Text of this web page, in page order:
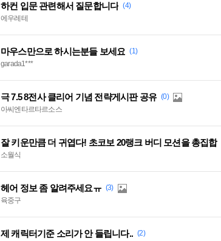
하컨 입문 관련해서 질문합니다 (4)
에우레테
마우스만으로 하시는분들 보세요 (1)
garada1***
극 7.5 8전사 클리어 기념 전략게시판 공유 (0)
아씨엔타르타르소스
잘 키운만큼 더 귀엽다! 초코보 20랭크 버디 모션을 총집합
소월식
헤어 정보 좀 알려주세요ㅠ (3)
육중구
제 캐릭터기준 소리가 안 들립니다.. (2)